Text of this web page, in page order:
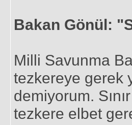
Bakan Gönül:
Milli Savunma
tezkereye gerek
demiyorum.
tezkere elbet